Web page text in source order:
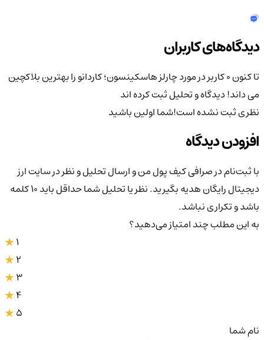
دیدگاه‌های کاربران
تا کنون 0 کاربر در مورد
چارلز هاسکینسون؛ کاردانو را بهترین بلاکچین
می داند!دیدگاه و تحلیل ثبت کرده اند
نظری ثبت نشده است!شما اولین باشید
افزودن دیدگاه
با ثبت‌نام در صرافی کیف پول من و ارسال تحلیل و نظر در سایت ارز
دیجیتال رایگان هدیه بگیرید. نظر یا تحلیل شما حداقل باید ۱۰ کلمه
باشد و تکراری نباشد.
به این مطلب چند امتیاز می‌دهید؟
3
4
5
نام شما